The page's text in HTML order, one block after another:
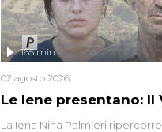
Le Iene presentano: Il
165 min
02 agosto 2026
La Iena Nina Palmieri